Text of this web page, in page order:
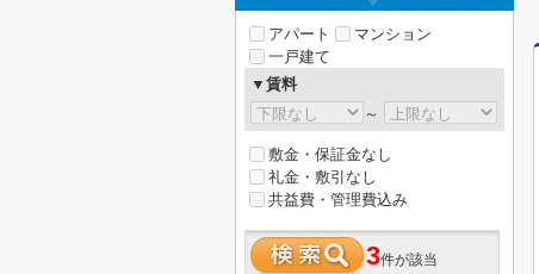
アパート
マンション
一戸建て
▼賃料
～
敷金・保証金なし
礼金・敷引なし
共益費・管理費込み
3件が該当